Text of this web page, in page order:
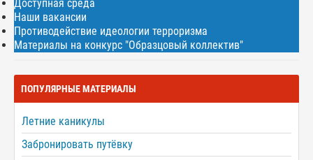
Доступная среда
Наши вакансии
Противодействие идеологии терроризма
Материалы на конкурс "Образцовый коллектив"
ПОПУЛЯРНЫЕ МАТЕРИАЛЫ
Летние каникулы
Забронировать путёвку